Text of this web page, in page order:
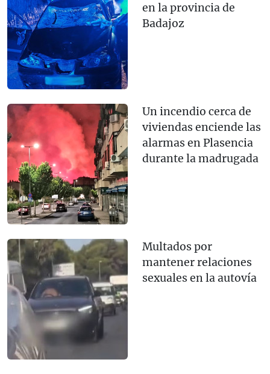
en la provincia de
Badajoz
Un incendio cerca de
viviendas enciende las
alarmas en Plasencia
durante la madrugada
Multados por
mantener relaciones
sexuales en la autovía